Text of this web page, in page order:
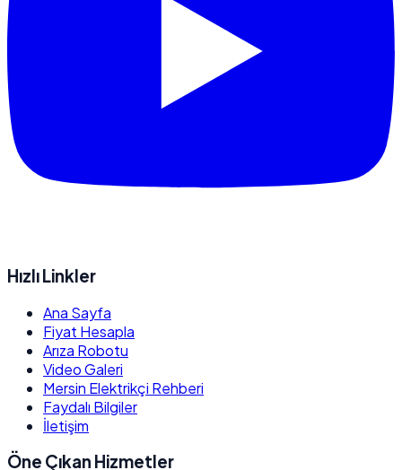
Hızlı Linkler
Ana Sayfa
Fiyat Hesapla
Arıza Robotu
Video Galeri
Mersin Elektrikçi Rehberi
Faydalı Bilgiler
İletişim
Öne Çıkan Hizmetler